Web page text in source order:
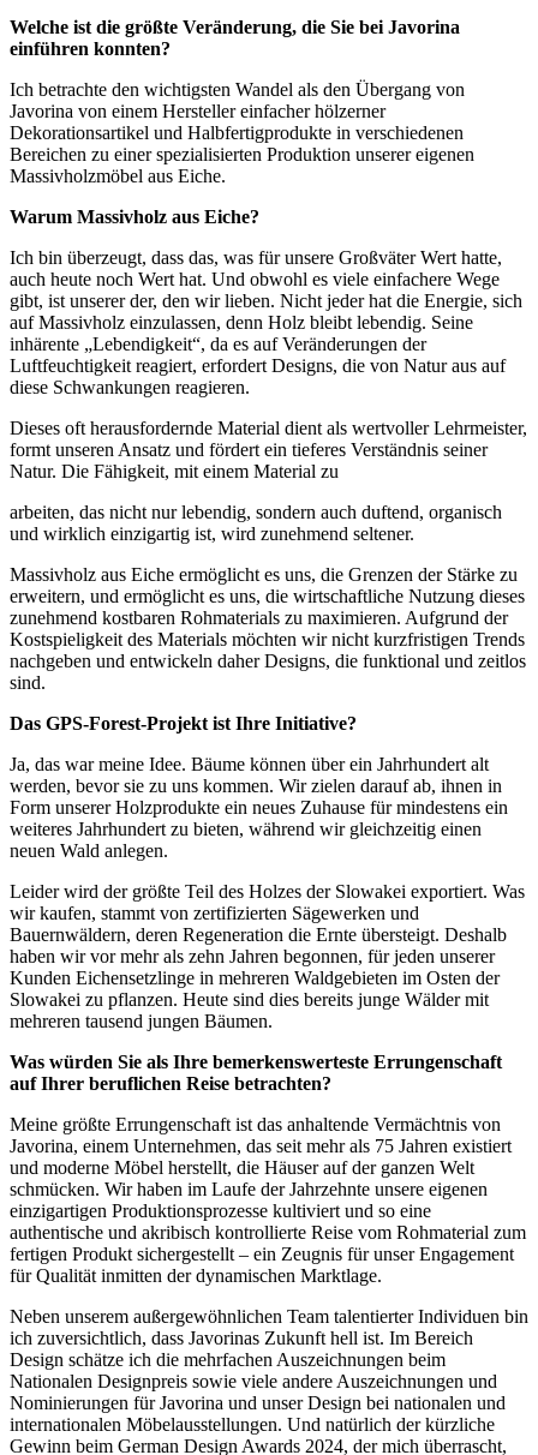
Welche ist die größte Veränderung, die Sie bei Javorina
einführen konnten?
Ich betrachte den wichtigsten Wandel als den Übergang von
Javorina von einem Hersteller einfacher hölzerner
Dekorationsartikel und Halbfertigprodukte in verschiedenen
Bereichen zu einer spezialisierten Produktion unserer eigenen
Massivholzmöbel aus Eiche.
Warum Massivholz aus Eiche?
Ich bin überzeugt, dass das, was für unsere Großväter Wert hatte,
auch heute noch Wert hat. Und obwohl es viele einfachere Wege
gibt, ist unserer der, den wir lieben. Nicht jeder hat die Energie, sich
auf Massivholz einzulassen, denn Holz bleibt lebendig. Seine
inhärente „Lebendigkeit“, da es auf Veränderungen der
Luftfeuchtigkeit reagiert, erfordert Designs, die von Natur aus auf
diese Schwankungen reagieren.
Dieses oft herausfordernde Material dient als wertvoller Lehrmeister,
formt unseren Ansatz und fördert ein tieferes Verständnis seiner
Natur. Die Fähigkeit, mit einem Material zu
arbeiten, das nicht nur lebendig, sondern auch duftend, organisch
und wirklich einzigartig ist, wird zunehmend seltener.
Massivholz aus Eiche ermöglicht es uns, die Grenzen der Stärke zu
erweitern, und ermöglicht es uns, die wirtschaftliche Nutzung dieses
zunehmend kostbaren Rohmaterials zu maximieren. Aufgrund der
Kostspieligkeit des Materials möchten wir nicht kurzfristigen Trends
nachgeben und entwickeln daher Designs, die funktional und zeitlos
sind.
Das GPS-Forest-Projekt ist Ihre Initiative?
Ja, das war meine Idee. Bäume können über ein Jahrhundert alt
werden, bevor sie zu uns kommen. Wir zielen darauf ab, ihnen in
Form unserer Holzprodukte ein neues Zuhause für mindestens ein
weiteres Jahrhundert zu bieten, während wir gleichzeitig einen
neuen Wald anlegen.
Leider wird der größte Teil des Holzes der Slowakei exportiert. Was
wir kaufen, stammt von zertifizierten Sägewerken und
Bauernwäldern, deren Regeneration die Ernte übersteigt. Deshalb
haben wir vor mehr als zehn Jahren begonnen, für jeden unserer
Kunden Eichensetzlinge in mehreren Waldgebieten im Osten der
Slowakei zu pflanzen. Heute sind dies bereits junge Wälder mit
mehreren tausend jungen Bäumen.
Was würden Sie als Ihre bemerkenswerteste Errungenschaft
auf Ihrer beruflichen Reise betrachten?
Meine größte Errungenschaft ist das anhaltende Vermächtnis von
Javorina, einem Unternehmen, das seit mehr als 75 Jahren existiert
und moderne Möbel herstellt, die Häuser auf der ganzen Welt
schmücken. Wir haben im Laufe der Jahrzehnte unsere eigenen
einzigartigen Produktionsprozesse kultiviert und so eine
authentische und akribisch kontrollierte Reise vom Rohmaterial zum
fertigen Produkt sichergestellt – ein Zeugnis für unser Engagement
für Qualität inmitten der dynamischen Marktlage.
Neben unserem außergewöhnlichen Team talentierter Individuen bin
ich zuversichtlich, dass Javorinas Zukunft hell ist. Im Bereich
Design schätze ich die mehrfachen Auszeichnungen beim
Nationalen Designpreis sowie viele andere Auszeichnungen und
Nominierungen für Javorina und unser Design bei nationalen und
internationalen Möbelausstellungen. Und natürlich der kürzliche
Gewinn beim German Design Awards 2024, der mich überrascht,